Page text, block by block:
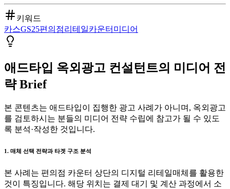
키워드
카스GS25편의점리테일카운터미디어
애드타입 옥외광고 컨설턴트의 미디어 전
략 Brief
본 콘텐츠는 애드타입이 집행한 광고 사례가 아니며, 옥외광고
를 검토하시는 분들의 미디어 전략 수립에 참고가 될 수 있도
록 분석·작성한 것입니다.
1. 매체 선택 전략과 타겟 구조 분석
본 사례는 편의점 카운터 상단의 디지털 리테일매체를 활용한
것이 특징입니다. 해당 위치는 결제 대기 및 계산 과정에서 소